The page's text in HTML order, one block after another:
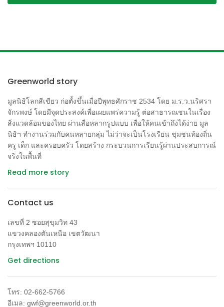
Greenworld story
มูลนิธิโลกสีเขียว ก่อตั้งขึ้นเมื่อปีพุทธศักราช 2534 โดย ม.ร.ว.นริศรา
จักรพงษ์ โดยมีจุดประสงค์เพื่อเผยแพร่ความรู้ ต่อสาธารณชนในเรื่อง
สิ่งแวดล้อมของไทย ผ่านสื่อหลากรูปแบบ เพื่อให้คนเข้าถึงได้ง่าย มูล
นิธิฯ ทำงานร่วมกับคนหลายกลุ่ม ไม่ว่าจะเป็นโรงเรียน ชุมชนท้องถิ่น
ครู เด็ก และครอบครัว โดยสร้าง กระบวนการเรียนรู้ผ่านประสบการณ์
จริงในพื้นที่
Read more story
Contact us
เลขที่ 2 ซอยสุขุมวิท 43
แขวงคลองตันเหนือ เขตวัฒนา
กรุงเทพฯ 10110
Get directions
โทร: 02-662-5766
อีเมล: gwf@greenworld.or.th